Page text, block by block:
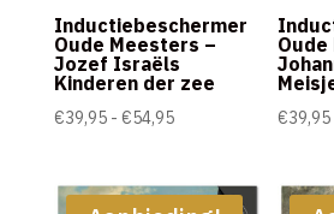
Inductiebeschermer
Oude Meesters –
Jozef Israëls
Kinderen der zee
€39,95 - €54,95Prijsklasse:
€39,95